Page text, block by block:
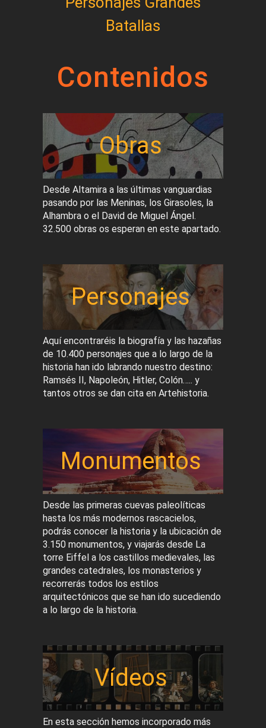
Batallas
Contenidos
Obras
Desde Altamira a las últimas vanguardias
pasando por las Meninas, los Girasoles, la
Alhambra o el David de Miguel Ángel.
32.500 obras os esperan en este apartado.
Personajes
Aquí encontraréis la biografía y las hazañas
de 10.400 personajes que a lo largo de la
historia han ido labrando nuestro destino:
Ramsés II, Napoleón, Hitler, Colón….. y
tantos otros se dan cita en Artehistoria.
Monumentos
Desde las primeras cuevas paleolíticas
hasta los más modernos rascacielos,
podrás conocer la historia y la ubicación de
3.150 monumentos, y viajarás desde La
torre Eiffel a los castillos medievales, las
grandes catedrales, los monasterios y
recorrerás todos los estilos
arquitectónicos que se han ido sucediendo
a lo largo de la historia.
Vídeos
En esta sección hemos incorporado más